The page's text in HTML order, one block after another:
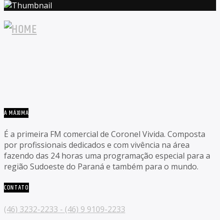
A MÁXIMA
É a primeira FM comercial de Coronel Vivida. Composta
por profissionais dedicados e com vivência na área
fazendo das 24 horas uma programação especial para a
região Sudoeste do Paraná e também para o mundo.
CONTATO
(46) 3232-2233 - (46) 9 9109-2233